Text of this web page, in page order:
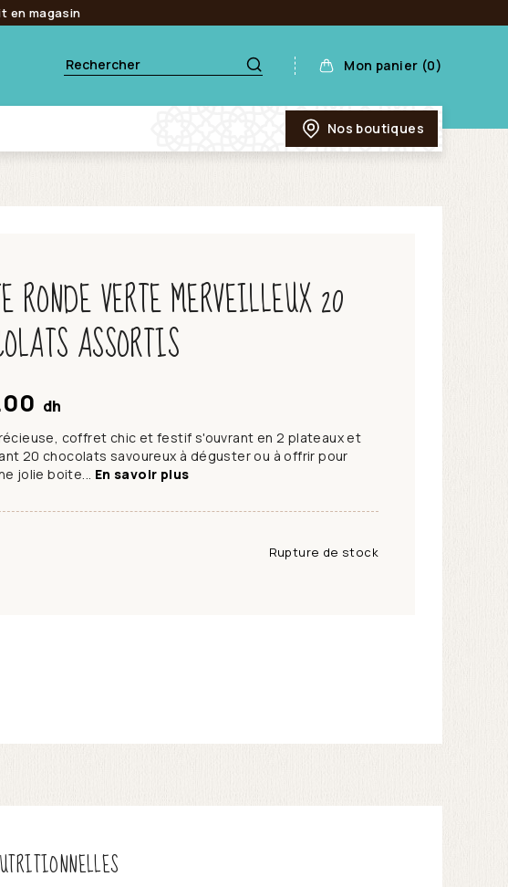
en magasin
Mon panier (0)
Nos boutiques
RONDE VERTE MERVEILLEUX 20
ASSORTIS
dh
coffret chic et festif s'ouvrant en 2 plateaux et
20 chocolats savoureux à déguster ou à offrir pour
jolie boite... En savoir plus
Rupture de stock